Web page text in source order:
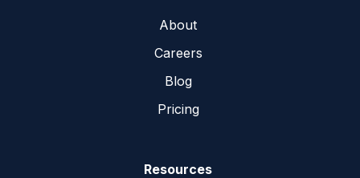
About
Careers
Blog
Pricing
Resources